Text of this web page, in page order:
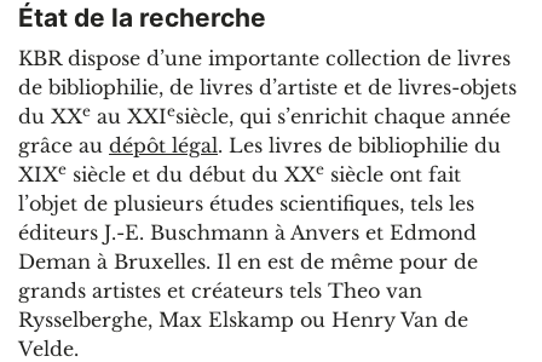
État de la recherche
KBR dispose d’une importante collection de livres
de bibliophilie, de livres d’artiste et de livres-objets
du XXe au XXIesiècle, qui s’enrichit chaque année
grâce au dépôt légal. Les livres de bibliophilie du
XIXe siècle et du début du XXe siècle ont fait
l’objet de plusieurs études scientifiques, tels les
éditeurs J.-E. Buschmann à Anvers et Edmond
Deman à Bruxelles. Il en est de même pour de
grands artistes et créateurs tels Theo van
Rysselberghe, Max Elskamp ou Henry Van de
Velde.